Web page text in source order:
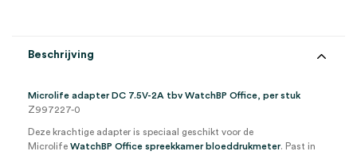
Beschrijving
Microlife adapter DC 7.5V-2A tbv WatchBP Office, per stuk
Z997227-0
Deze krachtige adapter is speciaal geschikt voor de
Microlife WatchBP Office spreekkamer bloeddrukmeter. Past in